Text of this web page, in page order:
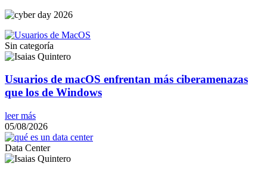
Sin categoría
Usuarios de macOS enfrentan más ciberamenazas
que los de Windows
leer más
05/08/2026
Data Center